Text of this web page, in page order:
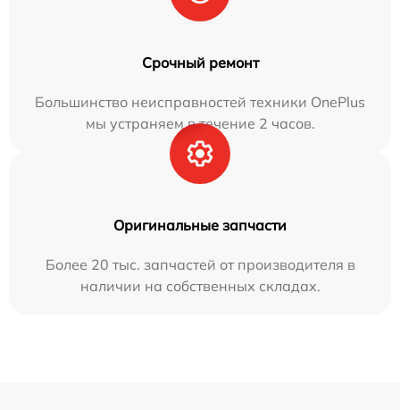
Срочный ремонт
Большинство неисправностей техники OnePlus
мы устраняем в течение 2 часов.
Оригинальные запчасти
Более 20 тыс. запчастей от производителя в
наличии на собственных складах.